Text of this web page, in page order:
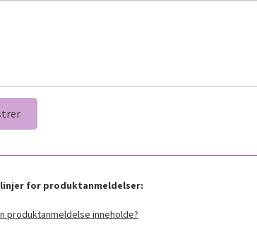
for produktanmeldelser:
produktanmeldelse inneholde?